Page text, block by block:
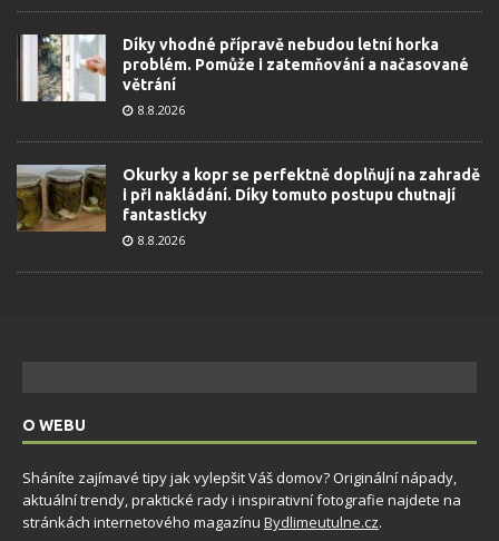
Díky vhodné přípravě nebudou letní horka
problém. Pomůže i zatemňování a načasované
větrání
8.8.2026
Okurky a kopr se perfektně doplňují na zahradě
i při nakládání. Díky tomuto postupu chutnají
fantasticky
8.8.2026
O WEBU
Sháníte zajímavé tipy jak vylepšit Váš domov? Originální nápady,
aktuální trendy, praktické rady i inspirativní fotografie najdete na
stránkách internetového magazínu Bydlimeutulne.cz.